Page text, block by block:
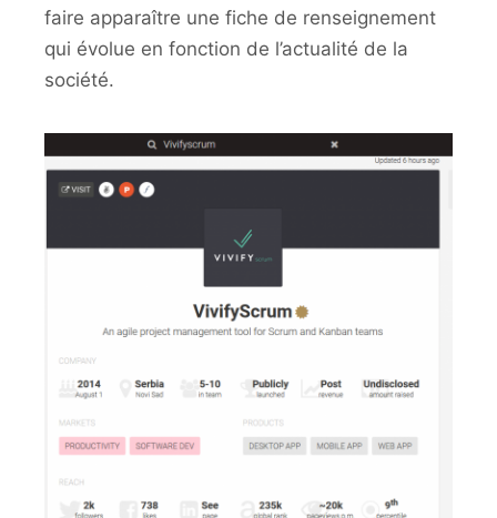
faire apparaître une fiche de renseignement
qui évolue en fonction de l’actualité de la
société.